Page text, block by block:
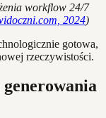
workflow 24/7
2024)
gotowa,
rzeczywistości.